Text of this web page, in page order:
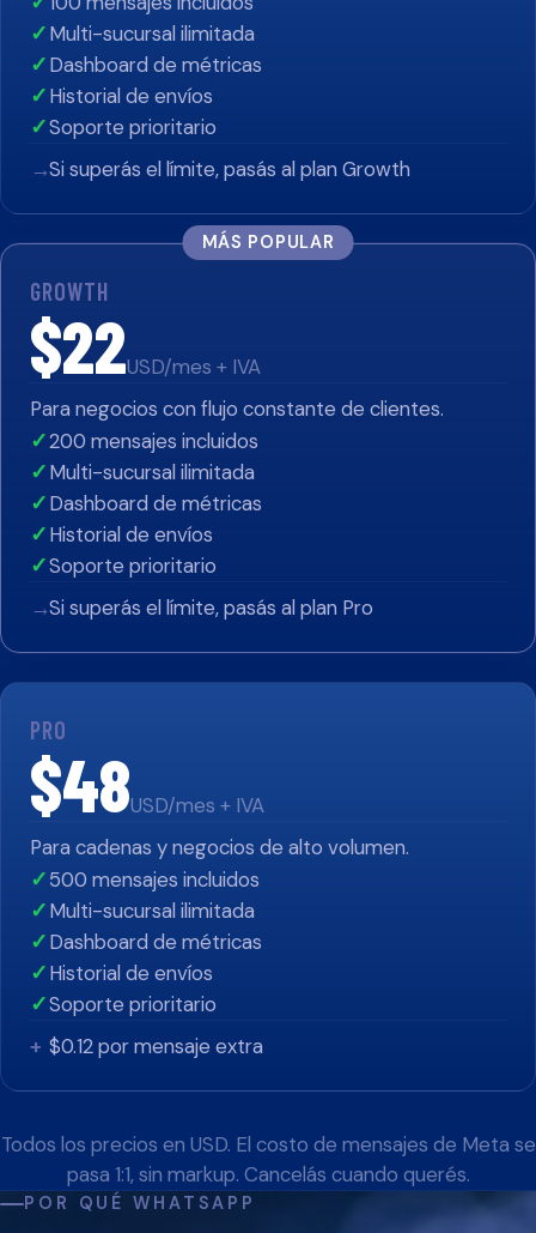
✓Multi-sucursal ilimitada
✓Dashboard de métricas
✓Historial de envíos
✓Soporte prioritario
→Si superás el límite, pasás al plan Growth
MÁS POPULAR
GROWTH
$22USD/mes + IVA
Para negocios con flujo constante de clientes.
✓200 mensajes incluidos
✓Multi-sucursal ilimitada
✓Dashboard de métricas
✓Historial de envíos
✓Soporte prioritario
→Si superás el límite, pasás al plan Pro
PRO
$48USD/mes + IVA
Para cadenas y negocios de alto volumen.
✓500 mensajes incluidos
✓Multi-sucursal ilimitada
✓Dashboard de métricas
✓Historial de envíos
✓Soporte prioritario
+ $0.12 por mensaje extra
Todos los precios en USD. El costo de mensajes de Meta se
pasa 1:1, sin markup. Cancelás cuando querés.
POR QUÉ WHATSAPP